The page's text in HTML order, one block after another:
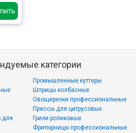
категории
Промышленные куттеры
Шприцы колбасные
Овощерезки профессиональные
Прессы для цитрусовых
для
Грили роликовые
Фритюрницы профессиональные